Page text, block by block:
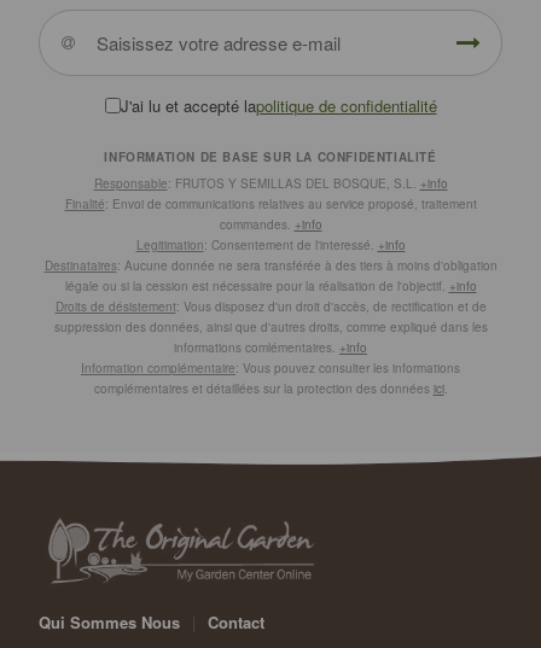
J'ai lu et accepté lapolitique de confidentialité
INFORMATION DE BASE SUR LA CONFIDENTIALITÉ
Responsable: FRUTOS Y SEMILLAS DEL BOSQUE, S.L. +info
Finalité: Envoi de communications relatives au service proposé, traitement
commandes. +info
Legitimation: Consentement de l'interessé. +info
Destinataires: Aucune donnée ne sera transférée à des tiers à moins d'obligation
légale ou si la cession est nécessaire pour la réalisation de l'objectif. +info
Droits de désistement: Vous disposez d'un droit d'accès, de rectification et de
suppression des données, ainsi que d'autres droits, comme expliqué dans les
informations comlémentaires. +info
Information complémentaire: Vous pouvez consulter les informations
complémentaires et détaillées sur la protection des données ici.
Qui Sommes Nous
Contact